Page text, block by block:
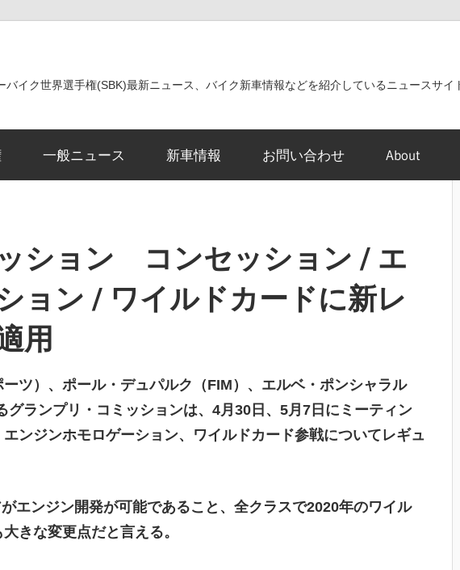
気
に
る
バ
イ
ク
ニ
イク世界選手権(SBK)最新ニュース、バイク新車情報などを紹介しているニュースサイ
一般ニュース 新車情報 お問い合わせ About
ション コンセッション / エ
ョン / ワイルドカードに新レ
用
ツ）、ポール・デュパルク（FIM）、エルベ・ポンシャラル
グランプリ・コミッションは、4月30日、5月7日にミーティン
ンジンホモロゲーション、ワイルドカード参戦についてレギュ
エンジン開発が可能であること、全クラスで2020年のワイル
きな変更点だと言える。